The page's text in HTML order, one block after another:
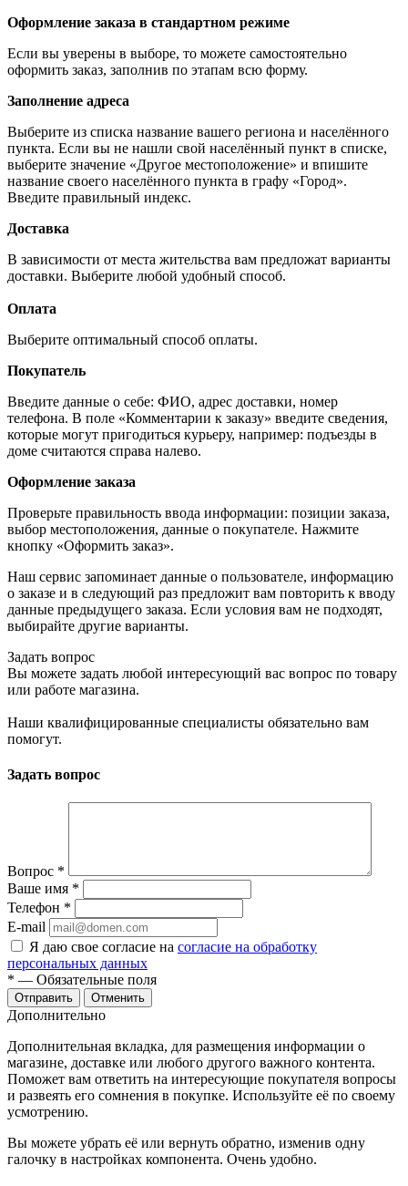
Оформление заказа в стандартном режиме
Если вы уверены в выборе, то можете самостоятельно
оформить заказ, заполнив по этапам всю форму.
Заполнение адреса
Выберите из списка название вашего региона и населённого
пункта. Если вы не нашли свой населённый пункт в списке,
выберите значение «Другое местоположение» и впишите
название своего населённого пункта в графу «Город».
Введите правильный индекс.
Доставка
В зависимости от места жительства вам предложат варианты
доставки. Выберите любой удобный способ.
Оплата
Выберите оптимальный способ оплаты.
Покупатель
Введите данные о себе: ФИО, адрес доставки, номер
телефона. В поле «Комментарии к заказу» введите сведения,
которые могут пригодиться курьеру, например: подъезды в
доме считаются справа налево.
Оформление заказа
Проверьте правильность ввода информации: позиции заказа,
выбор местоположения, данные о покупателе. Нажмите
кнопку «Оформить заказ».
Наш сервис запоминает данные о пользователе, информацию
о заказе и в следующий раз предложит вам повторить к вводу
данные предыдущего заказа. Если условия вам не подходят,
выбирайте другие варианты.
Задать вопрос
Вы можете задать любой интересующий вас вопрос по товару
или работе магазина.
Наши квалифицированные специалисты обязательно вам
помогут.
Задать вопрос
Вопрос *
Ваше имя *
Телефон *
E-mail
Я даю свое согласие на согласие на обработку
персональных данных
* — Обязательные поля
Отменить
Дополнительно
Дополнительная вкладка, для размещения информации о
магазине, доставке или любого другого важного контента.
Поможет вам ответить на интересующие покупателя вопросы
и развеять его сомнения в покупке. Используйте её по своему
усмотрению.
Вы можете убрать её или вернуть обратно, изменив одну
галочку в настройках компонента. Очень удобно.